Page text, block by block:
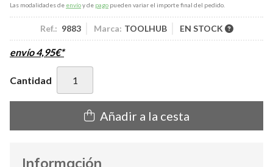
Las modalidades de envíoy de pago pueden variar el importe final del pedido.
Ref.: 9883 Marca: TOOLHUB EN STOCK
envío4,95€*
Cantidad
Añadir a la cesta
Información